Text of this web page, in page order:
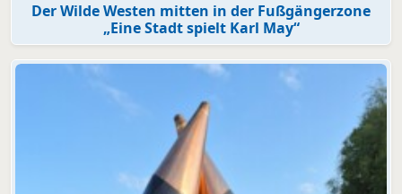
Der Wilde Westen mitten in der Fußgängerzone
„Eine Stadt spielt Karl May“